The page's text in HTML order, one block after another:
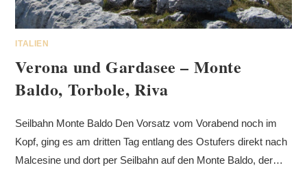
ITALIEN
Verona und Gardasee – Monte
Baldo, Torbole, Riva
Seilbahn Monte Baldo Den Vorsatz vom Vorabend noch im
Kopf, ging es am dritten Tag entlang des Ostufers direkt nach
Malcesine und dort per Seilbahn auf den Monte Baldo, der…